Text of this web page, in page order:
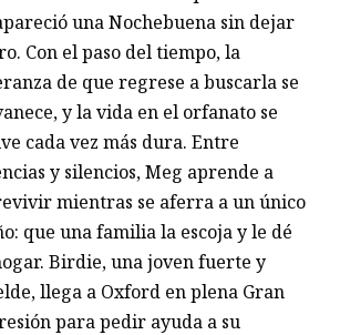
una Nochebuena sin dejar
Con el paso del tiempo, la
de que regrese a buscarla se
y la vida en el orfanato se
cada vez más dura. Entre
y silencios, Meg aprende a
mientras se aferra a un único
que una familia la escoja y le dé
Birdie, una joven fuerte y
llega a Oxford en plena Gran
para pedir ayuda a su